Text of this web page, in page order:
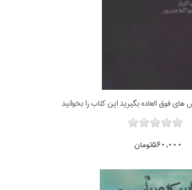
فوق العاده بگيريد اين كتاب را بخوانيد
560,000تومان